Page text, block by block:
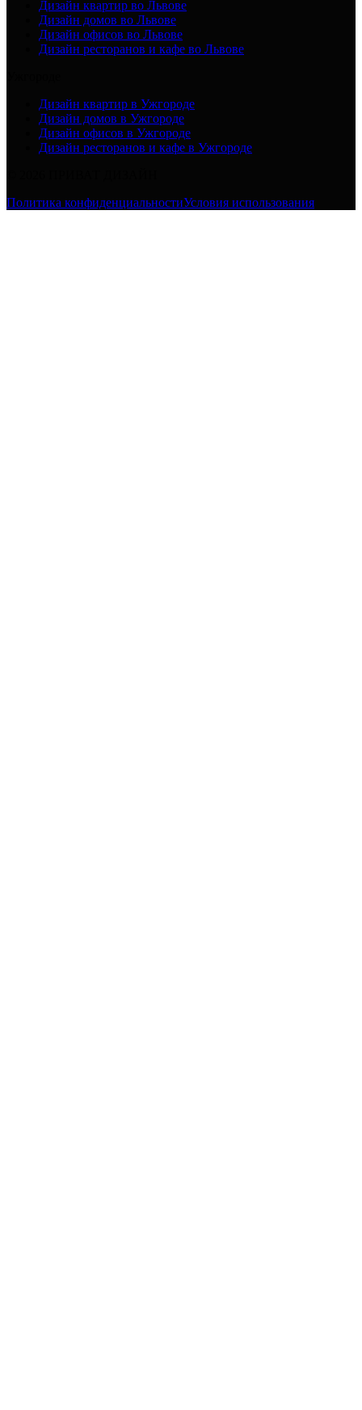
Дизайн квартир во Львове
Дизайн домов во Львове
Дизайн офисов во Львове
Дизайн ресторанов и кафе во Львове
Дизайн квартир в Ужгороде
Дизайн домов в Ужгороде
Дизайн офисов в Ужгороде
Дизайн ресторанов и кафе в Ужгороде
Политика конфиденциальностиУсловия использования